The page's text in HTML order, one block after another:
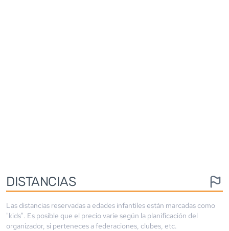
DISTANCIAS
Las distancias reservadas a edades infantiles están marcadas como
"kids". Es posible que el precio varíe según la planificación del
organizador, si perteneces a federaciones, clubes, etc.